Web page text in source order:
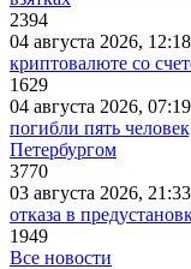
2394
04 августа 2026, 12:18
криптовалюте со
1629
04 августа 2026, 07:19
погибли пять
Петербургом
3770
03 августа 2026, 21:33
отказа в
1949
Все новости